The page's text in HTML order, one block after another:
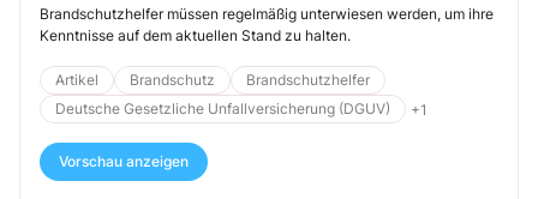
Brandschutzhelfer müssen regelmäßig unterwiesen werden, um ihre
Kenntnisse auf dem aktuellen Stand zu halten.
Artikel Brandschutz
Brandschutzhelfer
Deutsche Gesetzliche Unfallversicherung (DGUV)
+1
Vorschau anzeigen